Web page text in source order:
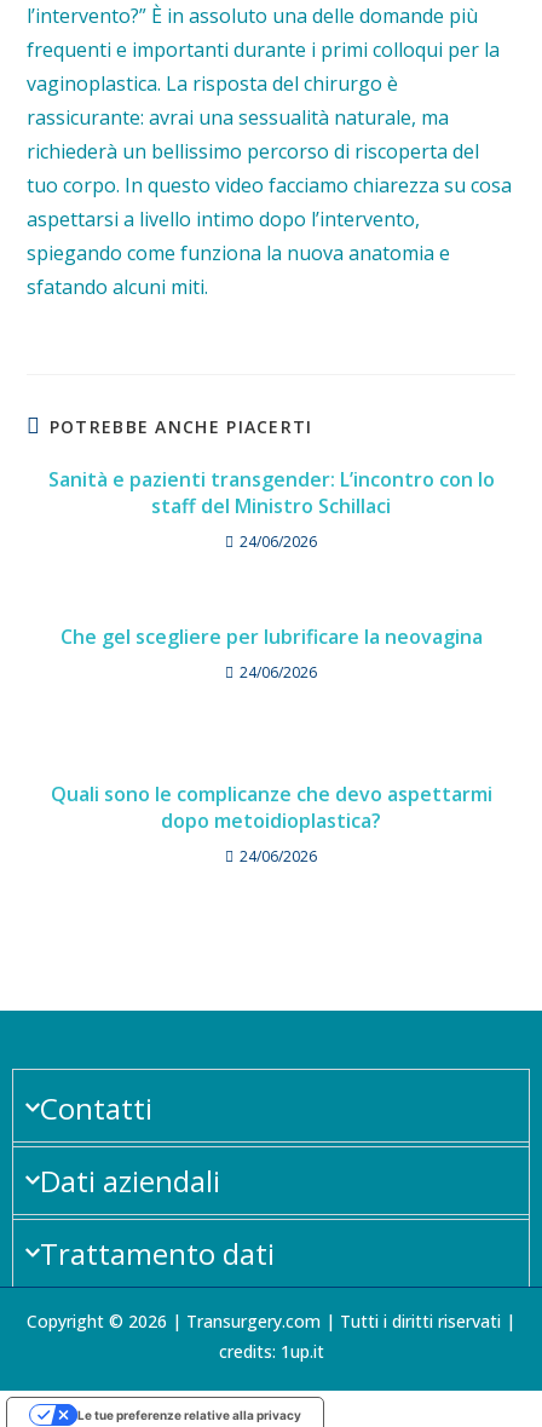
l’intervento?” È in assoluto una delle domande più
frequenti e importanti durante i primi colloqui per la
vaginoplastica. La risposta del chirurgo è
rassicurante: avrai una sessualità naturale, ma
richiederà un bellissimo percorso di riscoperta del
tuo corpo. In questo video facciamo chiarezza su cosa
aspettarsi a livello intimo dopo l’intervento,
spiegando come funziona la nuova anatomia e
sfatando alcuni miti.
POTREBBE ANCHE PIACERTI
Sanità e pazienti transgender: L’incontro con lo
staff del Ministro Schillaci
24/06/2026
Che gel scegliere per lubrificare la neovagina
24/06/2026
Quali sono le complicanze che devo aspettarmi
dopo metoidioplastica?
24/06/2026
Contatti
Dati aziendali
Trattamento dati
Copyright © 2026 | Transurgery.com | Tutti i diritti riservati |
credits: 1up.it
Le tue preferenze relative alla privacy